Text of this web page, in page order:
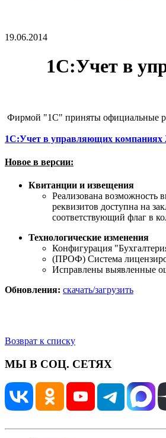
19.06.2014
1С:Учет в
Фирмой "1С" приняты официальные
1С:Учет в управляющих
Новое в версии:
Квитанции и извещения
Реализована возможность
реквизитов доступна на
соответствующий флаг в
Технологические изменения
Конфигурация
(ПРОФ) Система
Исправлены выявленные
Обновления: скачать/загрузить
Возврат к списку
МЫ В СОЦ. СЕТЯХ